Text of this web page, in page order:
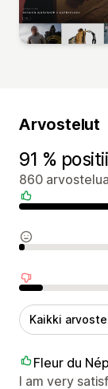
Arvostelut
91 %
860
Kaikki
Fleur du
I am very